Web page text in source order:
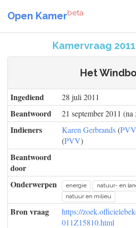
Open Kamerbeta
Kamervraag
Het
Ingediend 28 juli 2011
Beantwoord 21 september 2011 (na
Indieners Karen Gerbrands(PVV
(PVV)
Beantwoord
door
Onderwerpen
energie
natuur- en
natuur en milieu
Bron vraag
https://
011Z15810.html